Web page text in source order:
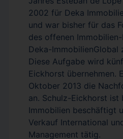
2002 für Deka
und war bisher für das
des offenen
Deka-ImmobilienGlobal
Diese Aufgabe wird
Eickhorst übernehmen.
Oktober 2013 die
an. Schulz-Eickhorst ist
Immobilien beschäftigt
Verkauf International
Management tätig.